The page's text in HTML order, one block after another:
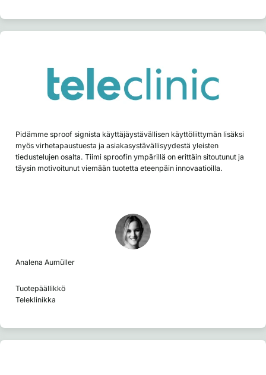
Pidämme sproof signista käyttäjäystävällisen käyttöliittymän lisäksi
myös virhetapaustuesta ja asiakasystävällisyydestä yleisten
tiedustelujen osalta. Tiimi sproofin ympärillä on erittäin sitoutunut ja
täysin motivoitunut viemään tuotetta eteenpäin innovaatioilla.
Analena Aumüller
Tuotepäällikkö
Teleklinikka